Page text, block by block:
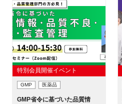
特別会員開催イベント
GMP 医薬品
GMP省令に基づいた品質情